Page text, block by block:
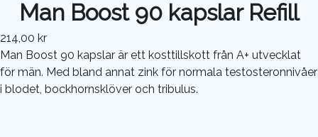
Man Boost 90 kapslar Refill
214,00 kr
Man Boost 90 kapslar är ett kosttillskott från A+ utvecklat
för män. Med bland annat zink för normala testosteronnivåer
i blodet, bockhornsklöver och tribulus.